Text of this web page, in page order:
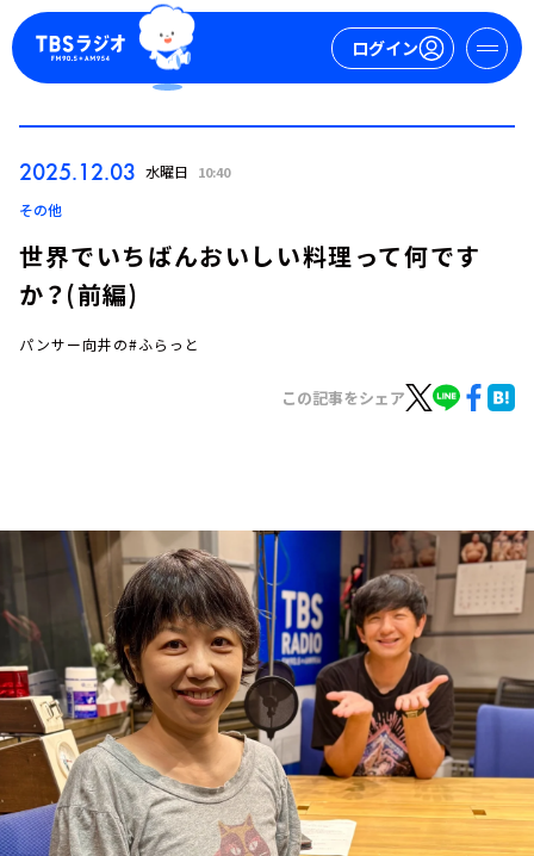
ログイン
お知らせ
イベント・グッズ
YouTube
会社情報
2025.12.03 水曜日 10:40
その他
世界でいちばんおいしい料理って何です
か？(前編)
パンサー向井の#ふらっと
この記事をシェア